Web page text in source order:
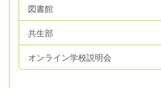
図書館
共生部
オンライン学校説明会